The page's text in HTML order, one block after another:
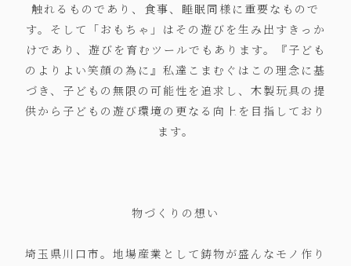
触れるものであり、食事、睡眠同様に重要なもので
す。そして「おもちゃ」はその遊びを生み出すきっか
けであり、遊びを育むツールでもあります。『子ども
のよりよい笑顔の為に』私達こまむぐはこの理念に基
づき、子どもの無限の可能性を追求し、木製玩具の提
供から子どもの遊び環境の更なる向上を目指しており
ます。
物づくりの想い
埼玉県川口市。地場産業として鋳物が盛んなモノ作り